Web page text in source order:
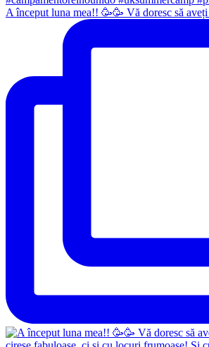
A început luna mea!! 🥳🥳 Vă doresc să